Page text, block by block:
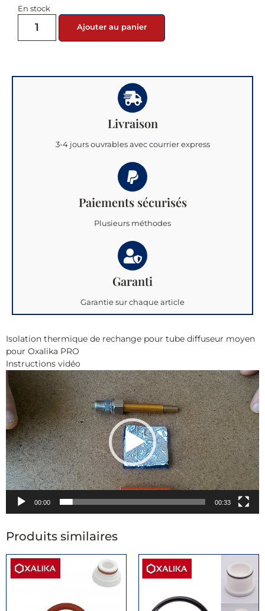
En stock
Ajouter au panier
Livraison
3-4 jours ouvrables avec courrier express
Paiements sécurisés
Plusieurs méthodes
Garanti
Garantie sur chaque article
Isolation thermique de rechange pour tube diffuseur moyen
pour Oxalika PRO
Instructions vidéo
Lecteur
vidéo
00:00 00:33
Produits similaires